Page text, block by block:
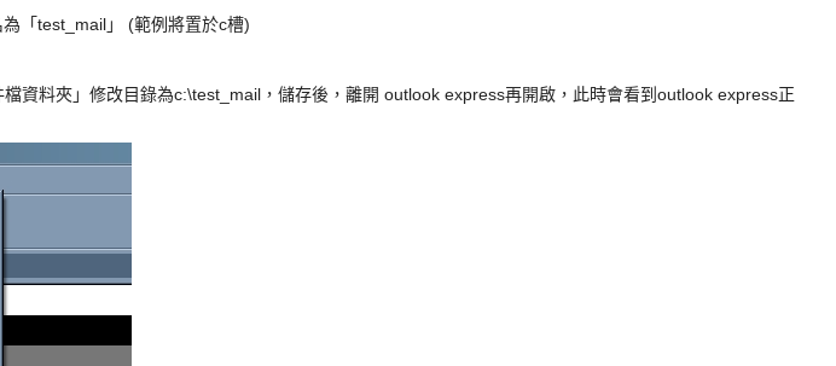
「test_mail」 (範例將置於c槽)
料夾」修改目錄為c:\test_mail，儲存後，離開 outlook express再開啟，此時會看到outlook express正